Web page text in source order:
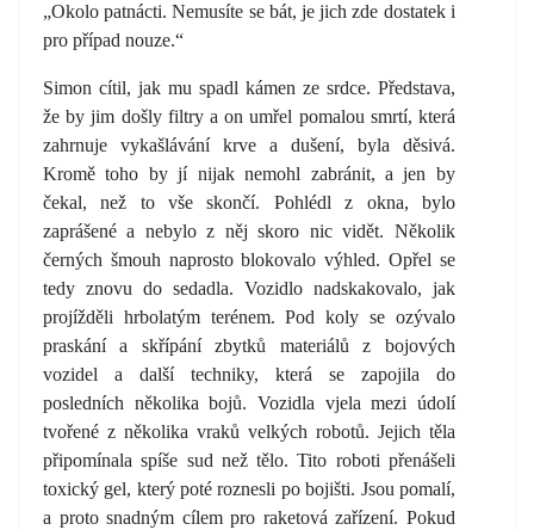
„Okolo patnácti. Nemusíte se bát, je jich zde dostatek i
pro případ nouze.“
Simon cítil, jak mu spadl kámen ze srdce. Představa,
že by jim došly filtry a on umřel pomalou smrtí, která
zahrnuje vykašlávání krve a dušení, byla děsivá.
Kromě toho by jí nijak nemohl zabránit, a jen by
čekal, než to vše skončí. Pohlédl z okna, bylo
zaprášené a nebylo z něj skoro nic vidět. Několik
černých šmouh naprosto blokovalo výhled. Opřel se
tedy znovu do sedadla. Vozidlo nadskakovalo, jak
projížděli hrbolatým terénem. Pod koly se ozývalo
praskání a skřípání zbytků materiálů z bojových
vozidel a další techniky, která se zapojila do
posledních několika bojů. Vozidla vjela mezi údolí
tvořené z několika vraků velkých robotů. Jejich těla
připomínala spíše sud než tělo. Tito roboti přenášeli
toxický gel, který poté roznesli po bojišti. Jsou pomalí,
a proto snadným cílem pro raketová zařízení. Pokud